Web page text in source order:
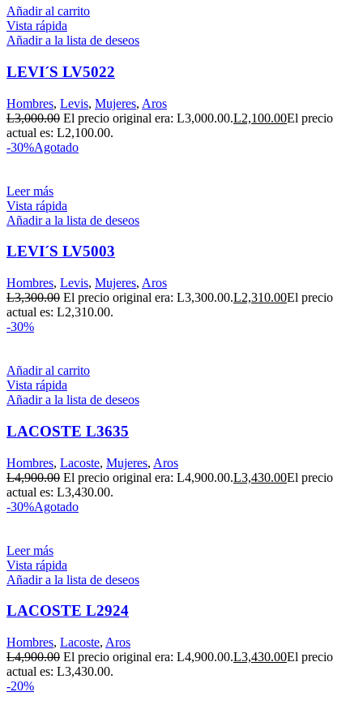
Añadir al carrito
Vista rápida
Añadir a la lista de deseos
LEVI´S LV5022
Hombres, Levis, Mujeres, Aros
L3,000.00 El precio original era: L3,000.00.L2,100.00El precio
actual es: L2,100.00.
-30%Agotado
Leer más
Vista rápida
Añadir a la lista de deseos
LEVI´S LV5003
Hombres, Levis, Mujeres, Aros
L3,300.00 El precio original era: L3,300.00.L2,310.00El precio
actual es: L2,310.00.
-30%
Añadir al carrito
Vista rápida
Añadir a la lista de deseos
LACOSTE L3635
Hombres, Lacoste, Mujeres, Aros
L4,900.00 El precio original era: L4,900.00.L3,430.00El precio
actual es: L3,430.00.
-30%Agotado
Leer más
Vista rápida
Añadir a la lista de deseos
LACOSTE L2924
Hombres, Lacoste, Aros
L4,900.00 El precio original era: L4,900.00.L3,430.00El precio
actual es: L3,430.00.
-20%